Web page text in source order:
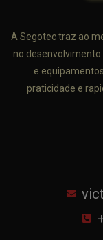
A Segotec traz ao
no
e
praticidade e